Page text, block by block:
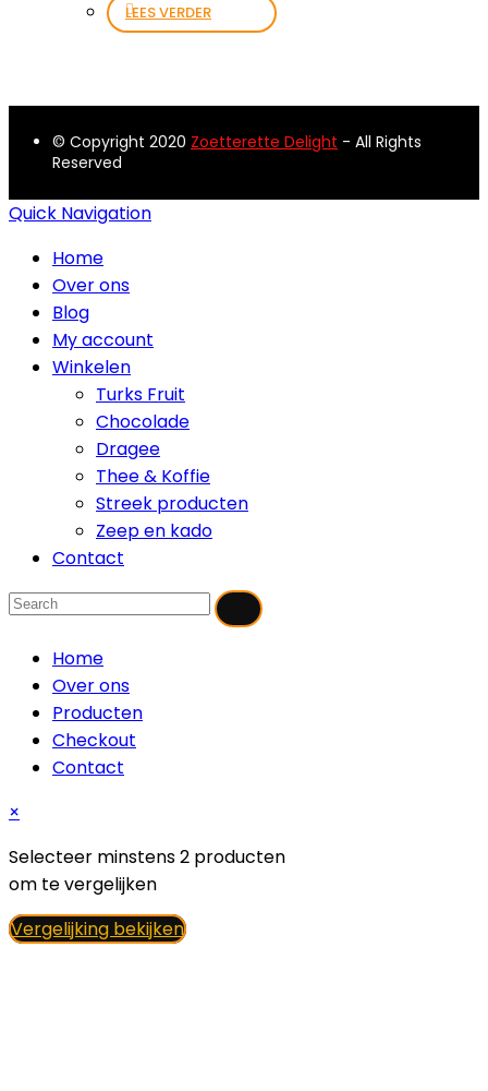
LEES VERDER
© Copyright 2020 Zoetterette Delight - All Rights
Reserved
Quick Navigation
Home
Over ons
Blog
My account
Winkelen
Turks Fruit
Chocolade
Dragee
Thee & Koffie
Streek producten
Zeep en kado
Contact
Home
Over ons
Producten
Checkout
Contact
×
Selecteer minstens 2 producten
om te vergelijken
Vergelijking bekijken